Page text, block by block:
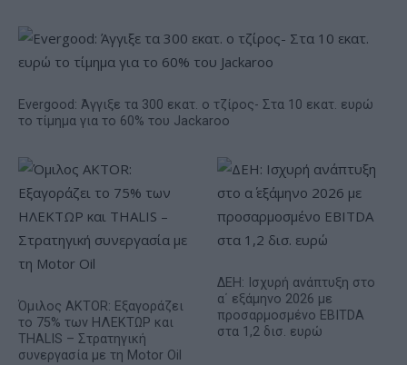
Evergood: Άγγιξε τα 300 εκατ. ο τζίρος- Στα 10 εκατ. ευρώ
το τίμημα για το 60% του Jackaroo
Όμιλος AKTOR: Εξαγοράζει
το 75% των ΗΛΕΚΤΩΡ και
THALIS – Στρατηγική
συνεργασία με τη Motor Oil
ΔΕΗ: Ισχυρή ανάπτυξη στο
α΄ εξάμηνο 2026 με
προσαρμοσμένο EBITDA
στα 1,2 δισ. ευρώ